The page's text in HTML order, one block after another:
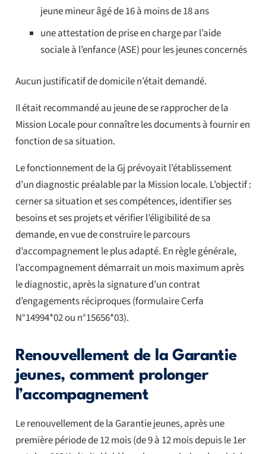
jeune mineur âgé de 16 à moins de 18 ans
une attestation de prise en charge par l’aide
sociale à l’enfance (ASE) pour les jeunes concernés
Aucun justificatif de domicile n’était demandé.
Il était recommandé au jeune de se rapprocher de la
Mission Locale pour connaître les documents à fournir en
fonction de sa situation.
Le fonctionnement de la Gj prévoyait l’établissement
d’un diagnostic préalable par la Mission locale. L’objectif :
cerner sa situation et ses compétences, identifier ses
besoins et ses projets et vérifier l’éligibilité de sa
demande, en vue de construire le parcours
d’accompagnement le plus adapté. En règle générale,
l’accompagnement démarrait un mois maximum après
le diagnostic, après la signature d’un contrat
d’engagements réciproques (formulaire Cerfa
N°14994*02 ou n°15656*03).
Renouvellement de la Garantie
jeunes, comment prolonger
l’accompagnement
Le renouvellement de la Garantie jeunes, après une
première période de 12 mois (de 9 à 12 mois depuis le 1er